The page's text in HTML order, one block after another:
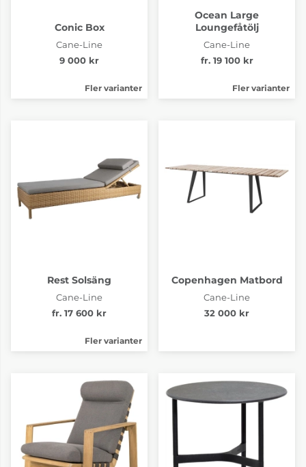
Conic Box
Cane-Line
9 000 kr
Fler varianter
Ocean Large
Loungefåtölj
Cane-Line
fr. 19 100 kr
Fler varianter
Rest Solsäng
Cane-Line
fr. 17 600 kr
Fler varianter
Copenhagen Matbord
Cane-Line
32 000 kr